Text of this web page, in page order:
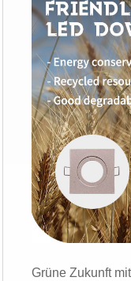
Grüne Zukunft